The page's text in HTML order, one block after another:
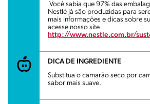
Você sabia que 97% das
Nestlé já são produzidas para
mais informações e dicas sobre
acesse nosso site
http://www.nestle.com.br/
DICA DE INGREDIENTE
Substitua o camarão seco por
sabor mais suave.